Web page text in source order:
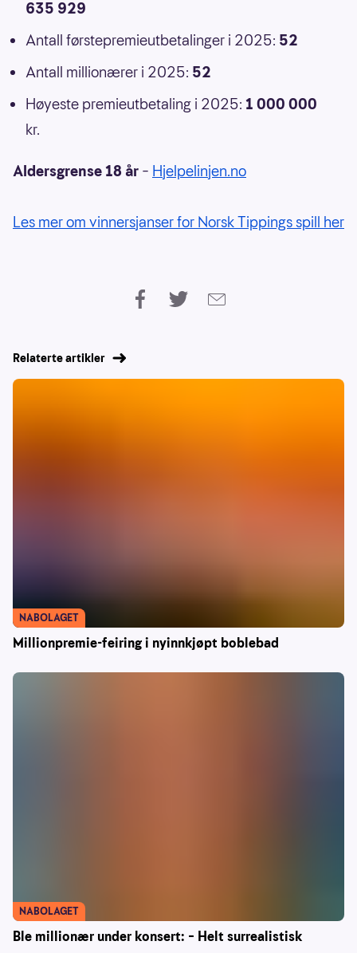
635 929
Antall førstepremieutbetalinger i 2025: 52
Antall millionærer i 2025: 52
Høyeste premieutbetaling i 2025: 1 000 000
kr.
Aldersgrense 18 år – Hjelpelinjen.no
Les mer om vinnersjanser for Norsk Tippings spill her
Relaterte artikler
Millionpremie-feiring i nyinnkjøpt boblebad
NABOLAGET
Ble millionær under konsert: – Helt surrealistisk
NABOLAGET